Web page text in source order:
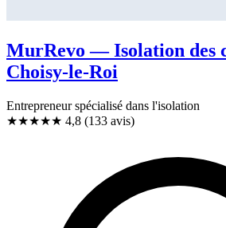
MurRevo — Isolation des
Choisy-le-Roi
Entrepreneur spécialisé dans l'isolation
★★★★★ 4,8 (133 avis)